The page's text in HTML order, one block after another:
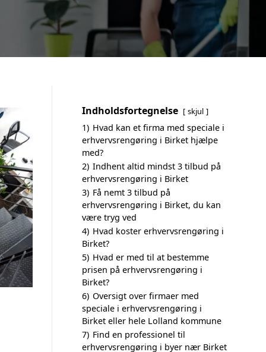
Indholdsfortegnelse skjul
1) Hvad kan et firma med speciale i
erhvervsrengøring i Birket hjælpe
med?
2) Indhent altid mindst 3 tilbud på
erhvervsrengøring i Birket
3) Få nemt 3 tilbud på
erhvervsrengøring i Birket, du kan
være tryg ved
4) Hvad koster erhvervsrengøring i
Birket?
5) Hvad er med til at bestemme
prisen på erhvervsrengøring i
Birket?
6) Oversigt over firmaer med
speciale i erhvervsrengøring i
Birket eller hele Lolland kommune
7) Find en professionel til
erhvervsrengøring i byer nær Birket